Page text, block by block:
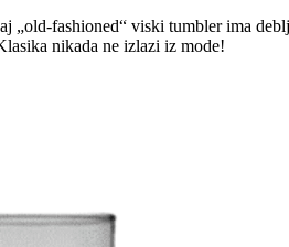
„old-fashioned“ viski tumbler ima
nikada ne izlazi iz mode!